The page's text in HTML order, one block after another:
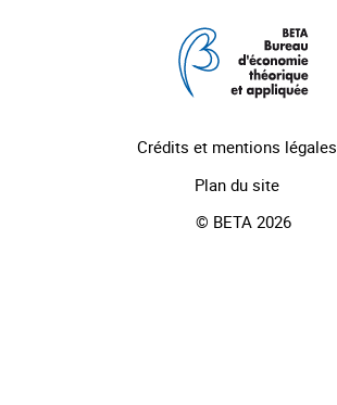
Crédits et mentions légales
Plan du site
© BETA 2026